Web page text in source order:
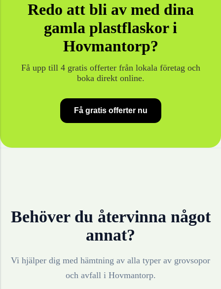
Redo att bli av med dina
gamla plastflaskori
Hovmantorp?
Få upp till 4 gratis offerter från lokala företag och
boka direkt online.
Få gratis offerter nu
Behöver du återvinna något
annat?
Vi hjälper dig med hämtning av alla typer av grovsopor
och avfall i Hovmantorp.